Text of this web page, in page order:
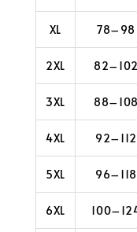
XL 78–98
2XL 82–102
3XL 88–108
4XL 92–112
5XL 96–118
6XL